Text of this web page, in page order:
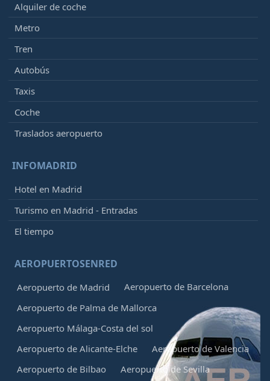
Alquiler de coche
Metro
Tren
Autobús
Taxis
Coche
Traslados aeropuerto
INFOMADRID
Hotel en Madrid
Turismo en Madrid - Entradas
El tiempo
AEROPUERTOSENRED
Aeropuerto de Madrid
Aeropuerto de Barcelona
Aeropuerto de Palma de Mallorca
Aeropuerto Málaga-Costa del sol
Aeropuerto de Alicante-Elche
Aeropuerto de Valencia
Aeropuerto de Bilbao
Aeropuerto de Sevilla